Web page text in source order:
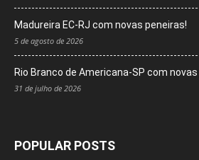
Madureira EC-RJ com novas peneiras!
5 de agosto de 2026
Rio Branco de Americana-SP com
31 de julho de 2026
POPULAR POSTS